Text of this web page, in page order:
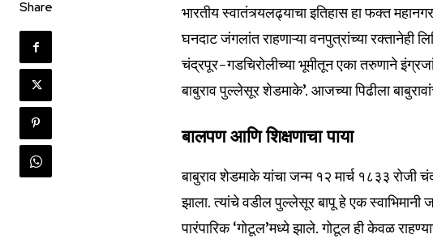
Share
भारतीय स्वातंत्र्यलढ्याचा इतिहास हा फक्त
घनदाट जंगलांत राहणाऱ्या वनपुत्रांच्या रक्तानेही
चंद्रपूर-गडचिरोलीच्या भूमीतून एका तरुणाने
बाबुराव पुल्लेसूर शेडमाके’. आजच्या पिढीला
बालपण आणि शिक्षणाचा पाया
बाबुराव शेडमाके यांचा जन्म १२ मार्च १८३३ रोजी
झाला. त्यांचे वडील पुल्लेसूर बापू हे एक स्वाभिमानी
पारंपारिक ‘गोटूल’मध्ये झाले. गोटूल ही केवळ